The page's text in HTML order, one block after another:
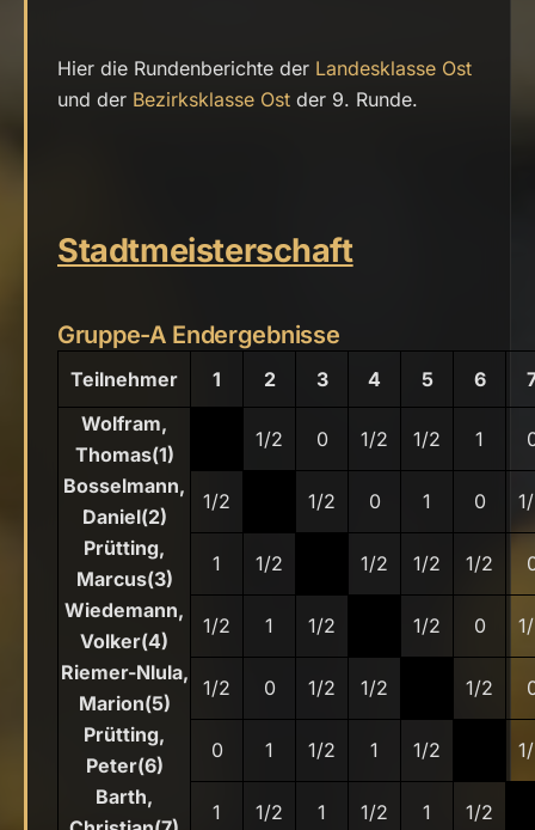
Hier die Rundenberichte der Landesklasse Ost
und der Bezirksklasse Ost der 9. Runde.
Stadtmeisterschaft
Gruppe-A Endergebnisse
Teilnehmer 1 2 3 4 5 6
Wolfram,
Thomas(1)
1/2 0 1/2 1/2 1
Bosselmann,
Daniel(2)
1/2 1/2 0 1 0
Prütting,
Marcus(3)
1 1/2 1/2 1/2 1/2
Wiedemann,
Volker(4)
1/2 1 1/2 1/2 0
Riemer-Nlula,
Marion(5)
1/2 0 1/2 1/2 1/2
Prütting,
Peter(6)
0 1 1/2 1 1/2
Barth,
1 1/2 1 1/2 1 1/2